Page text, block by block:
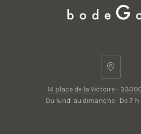
14
14 place de la Victoire -
Du lundi au dimanche : De 7